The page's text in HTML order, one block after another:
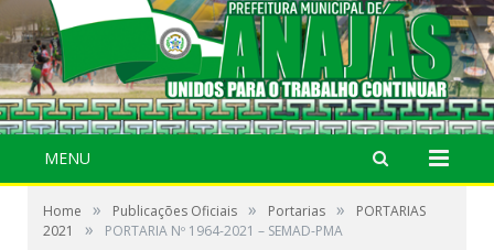
MENU
Home » Publicações Oficiais » Portarias »
PORTARIAS
2021
» PORTARIA Nº 1964-2021 – SEMAD-PMA